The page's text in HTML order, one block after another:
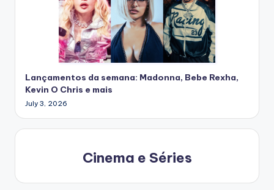
Lançamentos da semana: Madonna, Bebe Rexha,
Kevin O Chris e mais
July 3, 2026
Cinema e Séries